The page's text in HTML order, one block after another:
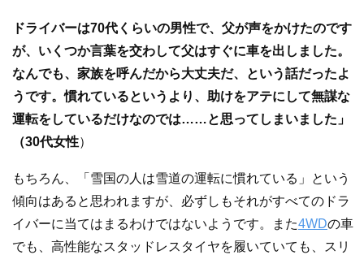
ドライバーは70代くらいの男性で、父が声をかけたのです
が、いくつか言葉を交わして父はすぐに車を出しました。
なんでも、家族を呼んだから大丈夫だ、という話だったよ
うです。慣れているというより、助けをアテにして無謀な
運転をしているだけなのでは……と思ってしまいました」
（30代女性）
もちろん、「雪国の人は雪道の運転に慣れている」という
傾向はあると思われますが、必ずしもそれがすべてのドラ
イバーに当てはまるわけではないようです。また4WDの車
でも、高性能なスタッドレスタイヤを履いていても、スリ